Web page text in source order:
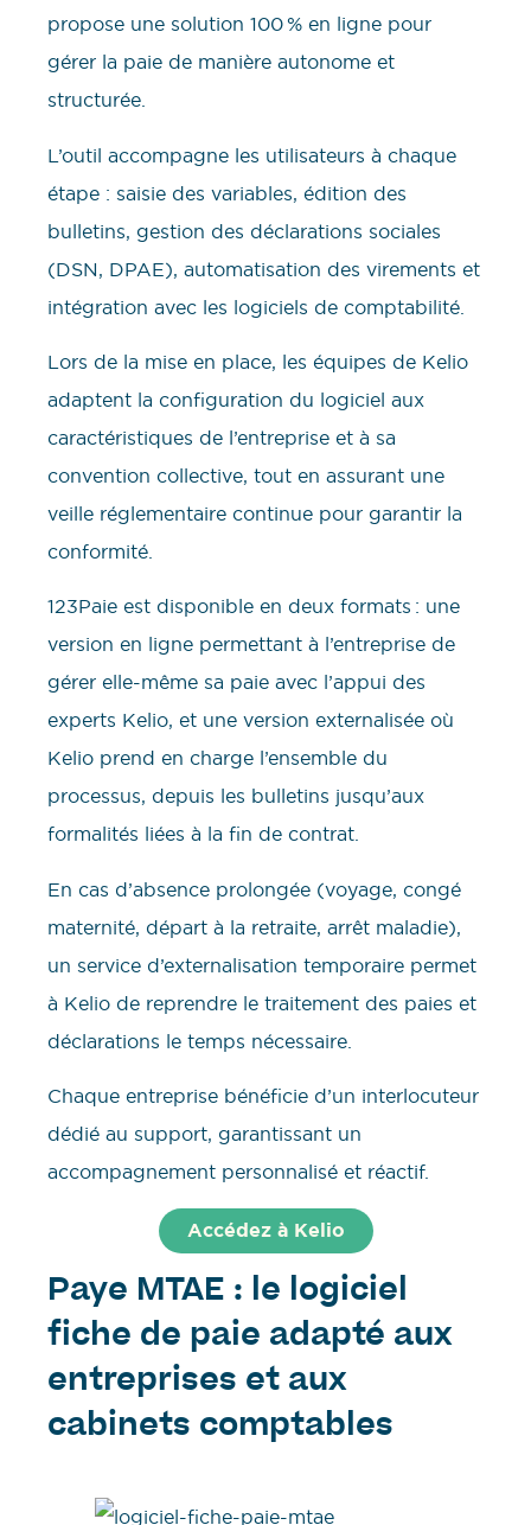
propose une solution 100 % en ligne pour
gérer la paie de manière autonome et
structurée.
L’outil accompagne les utilisateurs à chaque
étape : saisie des variables, édition des
bulletins, gestion des déclarations sociales
(DSN, DPAE), automatisation des virements et
intégration avec les logiciels de comptabilité.
Lors de la mise en place, les équipes de Kelio
adaptent la configuration du logiciel aux
caractéristiques de l’entreprise et à sa
convention collective, tout en assurant une
veille réglementaire continue pour garantir la
conformité.
123Paie est disponible en deux formats : une
version en ligne permettant à l’entreprise de
gérer elle-même sa paie avec l’appui des
experts Kelio, et une version externalisée où
Kelio prend en charge l’ensemble du
processus, depuis les bulletins jusqu’aux
formalités liées à la fin de contrat.
En cas d’absence prolongée (voyage, congé
maternité, départ à la retraite, arrêt maladie),
un service d’externalisation temporaire permet
à Kelio de reprendre le traitement des paies et
déclarations le temps nécessaire.
Chaque entreprise bénéficie d’un interlocuteur
dédié au support, garantissant un
accompagnement personnalisé et réactif.
Accédez à Kelio
Paye MTAE : le logiciel
fiche de paie adapté aux
entreprises et aux
cabinets comptables